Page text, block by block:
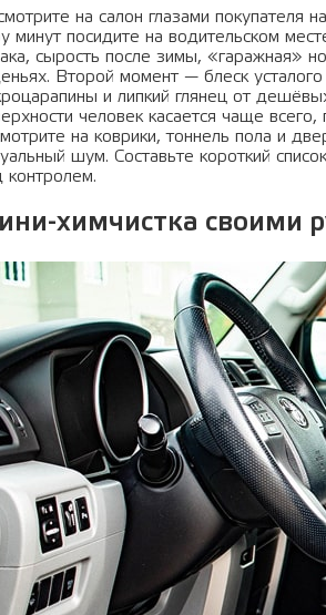
на салон глазами покупателя
минут посидите на водительском
сырость после зимы, «гаражная»
Второй момент — блеск
и липкий глянец от
человек касается чаще
на коврики, тоннель пола и
шум. Составьте короткий
контролем.
химчистка своими